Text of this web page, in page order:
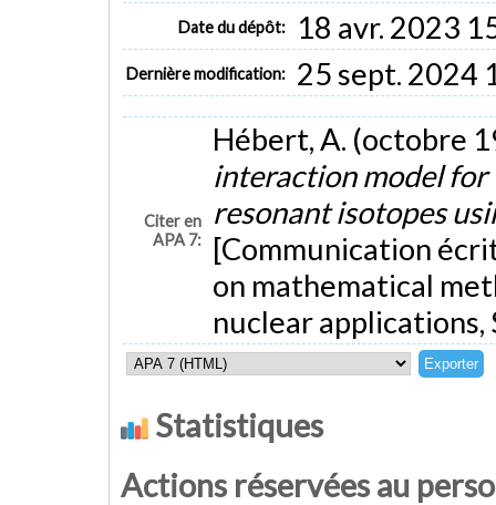
Date du dépôt: 18 avr. 2023
Dernière modification: 25 sept. 2024
Citer en
APA 7:
Hébert, A. (octobre
interaction model
resonant isotopes
[Communication
on mathematical
nuclear applications,
Statistiques
Actions réservées au